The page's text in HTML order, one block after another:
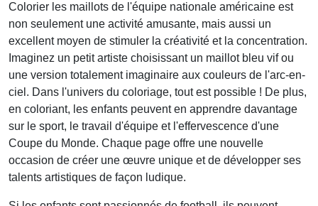
Colorier les maillots de l'équipe nationale américaine est
non seulement une activité amusante, mais aussi un
excellent moyen de stimuler la créativité et la concentration.
Imaginez un petit artiste choisissant un maillot bleu vif ou
une version totalement imaginaire aux couleurs de l'arc-en-
ciel. Dans l'univers du coloriage, tout est possible ! De plus,
en coloriant, les enfants peuvent en apprendre davantage
sur le sport, le travail d'équipe et l'effervescence d'une
Coupe du Monde. Chaque page offre une nouvelle
occasion de créer une œuvre unique et de développer ses
talents artistiques de façon ludique.